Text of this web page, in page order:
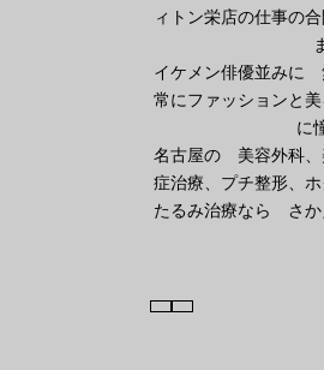
ィトン栄店の仕事の
イケメン俳優並みに
常にファッションと
に
名古屋の 美容外科、
症治療、プチ整形、
たるみ治療なら さか